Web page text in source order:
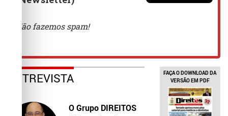
ENTREVISTA
O Grupo DIREITOS
FAÇA O DOWNLOAD DA
VERSÃO EM PDF